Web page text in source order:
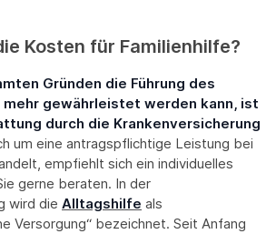
Kosten für Familienhilfe?
Gründen die Führung des
mehr gewährleistet werden kann, ist
durch die Krankenversicherung
um eine antragspflichtige Leistung bei
empfiehlt sich ein individuelles
gerne beraten. In der
wird die Alltagshilfe als
Versorgung“ bezeichnet. Seit Anfang